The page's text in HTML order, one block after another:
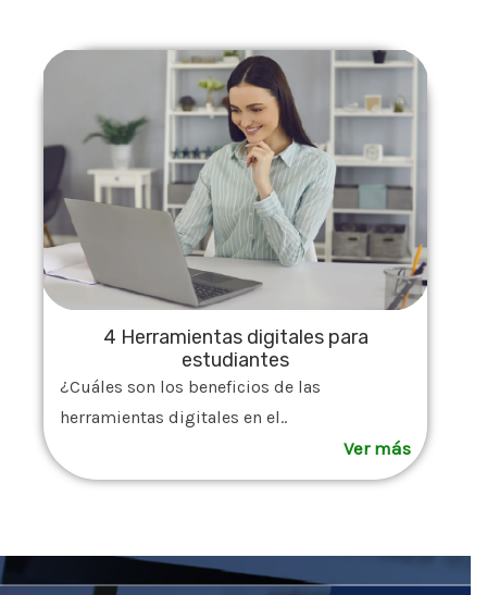
4 Herramientas digitales para
estudiantes
¿Cuáles son los beneficios de las
herramientas digitales en el..
Ver más